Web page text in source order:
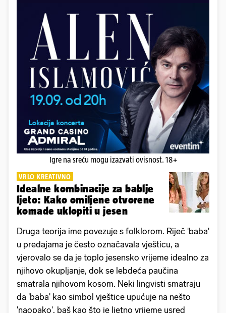
Igre na sreću mogu izazvati ovisnost. 18+
VRLO KREATIVNO
Idealne kombinacije za bablje
ljeto: Kako omiljene otvorene
komade uklopiti u jesen
Druga teorija ime povezuje s folklorom. Riječ 'baba'
u predajama je često označavala vješticu, a
vjerovalo se da je toplo jesensko vrijeme idealno za
njihovo okupljanje, dok se lebdeća paučina
smatrala njihovom kosom. Neki lingvisti smatraju
da 'baba' kao simbol vještice upućuje na nešto
'naopako', baš kao što je ljetno vrijeme usred